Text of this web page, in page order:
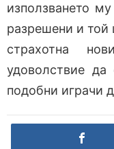
използването
разрешени и той
страхотна
удоволствие
подобни играчи